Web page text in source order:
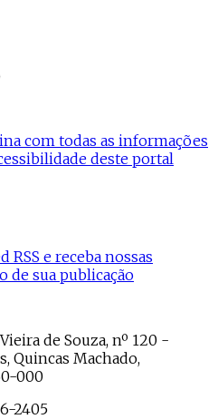
com todas as informações
deste portal
RSS e receba nossas
de sua publicação
de Souza, nº 120 -
Quincas Machado,
000
2405